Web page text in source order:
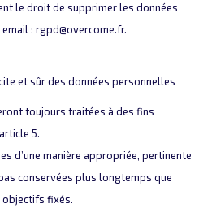
le droit de supprimer les données
: rgpd@overcome.fr.
et sûr des données personnelles
toujours traitées à des fins
5.
d’une manière appropriée, pertinente
conservées plus longtemps que
objectifs fixés.